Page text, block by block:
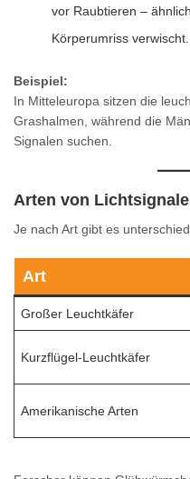
vor Raubtieren –
Körperumriss verwischt.
Beispiel:
In Mitteleuropa sitzen die
Grashalmen, während die
Signalen suchen.
Arten von
Je nach Art gibt es
Art
Großer Leuchtkäfer
Kurzflügel-Leuchtkäfer
Amerikanische Arten